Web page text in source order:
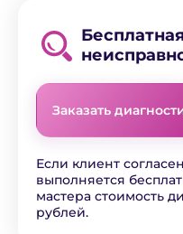
Заказать
Если клиент
выполняется
мастера стоимость
рублей.